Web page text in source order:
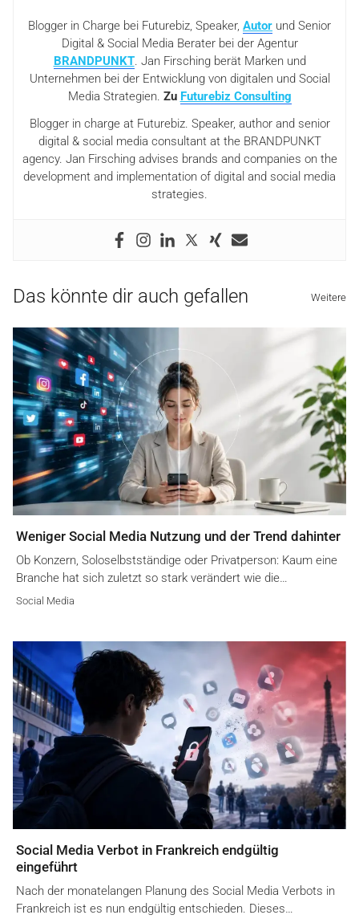
Blogger in Charge bei Futurebiz, Speaker, Autor und Senior
Digital & Social Media Berater bei der Agentur
BRANDPUNKT. Jan Firsching berät Marken und
Unternehmen bei der Entwicklung von digitalen und Social
Media Strategien. Zu Futurebiz Consulting
Blogger in charge at Futurebiz. Speaker, author and senior
digital & social media consultant at the BRANDPUNKT
agency. Jan Firsching advises brands and companies on the
development and implementation of digital and social media
strategies.
Das könnte dir auch gefallen Weitere
Weniger Social Media Nutzung und der Trend dahinter
Ob Konzern, Soloselbstständige oder Privatperson: Kaum eine
Branche hat sich zuletzt so stark verändert wie die…
Social Media
Social Media Verbot in Frankreich endgültig
eingeführt
Nach der monatelangen Planung des Social Media Verbots in
Frankreich ist es nun endgültig entschieden. Dieses…